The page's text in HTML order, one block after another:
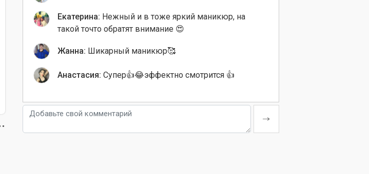
Екатерина: Нежный и в тоже яркий маникюр, на
такой точто обратят внимание 😍
Жанна: Шикарный маникюр🥰
Анастасия: Супер👍😂эффектно смотрится 👍